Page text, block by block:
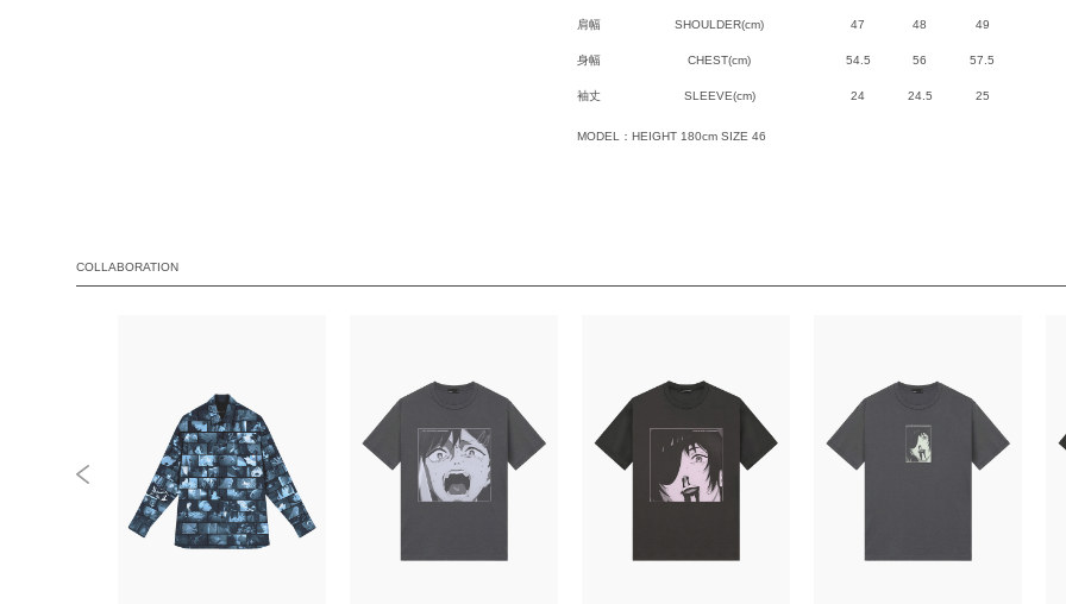
肩幅 SHOULDER(cm) 47 48 49
身幅 CHEST(cm) 54.5 56 57.5
袖丈 SLEEVE(cm) 24 24.5 25
MODEL：HEIGHT 180cm SIZE 46
COLLABORATION